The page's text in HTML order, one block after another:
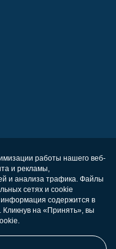
работы нашего веб-
и рекламы,
и анализа трафика. Файлы
сетях и cookie
содержится в
на «Принять», вы